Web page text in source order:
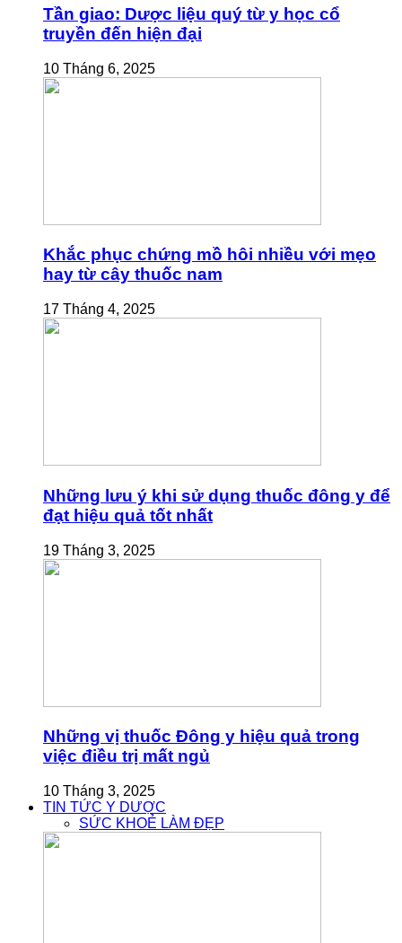
Tần giao: Dược liệu quý từ y học cổ
truyền đến hiện đại
10 Tháng 6, 2025
Khắc phục chứng mồ hôi nhiều với mẹo
hay từ cây thuốc nam
17 Tháng 4, 2025
Những lưu ý khi sử dụng thuốc đông y để
đạt hiệu quả tốt nhất
19 Tháng 3, 2025
Những vị thuốc Đông y hiệu quả trong
việc điều trị mất ngủ
10 Tháng 3, 2025
TIN TỨC Y DƯỢC
SỨC KHOẺ LÀM ĐẸP